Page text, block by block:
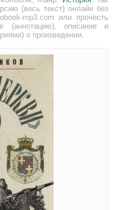
(весь текст) онлайн без
mp3.com или прочесть
(аннотацию), описание и
о произведении.